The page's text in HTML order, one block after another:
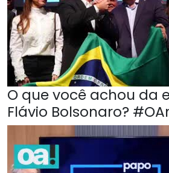
O que você achou da
Flávio Bolsonaro?